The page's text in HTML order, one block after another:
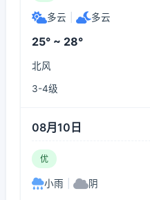
多云 多云
25° ~ 28°
北风
3-4级
08月10日
优
小雨 阴